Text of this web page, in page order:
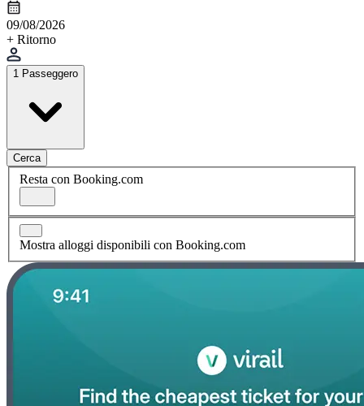
09/08/2026
+ Ritorno
1 Passeggero
Cerca
Resta con Booking.com
Mostra alloggi disponibili con Booking.com